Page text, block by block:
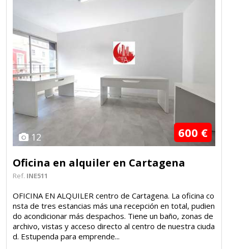
12 600 €
Oficina en alquiler en Cartagena
Ref. INE511
OFICINA EN ALQUILER centro de Cartagena. La oficina co
nsta de tres estancias más una recepción en total, pudien
do acondicionar más despachos. Tiene un baño, zonas de
archivo, vistas y acceso directo al centro de nuestra ciuda
d. Estupenda para emprende...